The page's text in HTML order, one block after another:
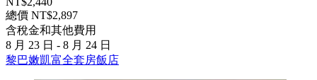
總價 NT$2,897
含稅金和其他費用
8 月 23 日 - 8 月 24 日
黎巴嫩凱富全套房飯店